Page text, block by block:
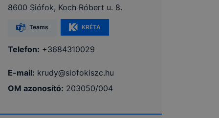
8600 Siófok, Koch Róbert u. 8.
Teams KRÉTA
Telefon: +3684310029
E-mail: krudy@siofokiszc.hu
OM azonosító: 203050/004